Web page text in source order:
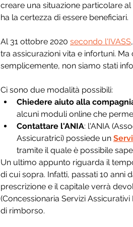
creare una situazione particolare
ha la certezza di essere beneficiari.
Al 31 ottobre 2020 secondo l'IVASS
tra assicurazioni vita e infortuni.
semplicemente, non siamo stati
Ci sono due modalità possibili:
Chiedere aiuto alla
alcuni moduli online che
Contattare l'ANIA: l'ANIA
Assicuratrici) possiede un
tramite il quale è possibile
Un ultimo appunto riguarda il
di cui sopra. Infatti, passati 10 anni
prescrizione e il capitale verrà
(Concessionaria Servizi
di rimborso.